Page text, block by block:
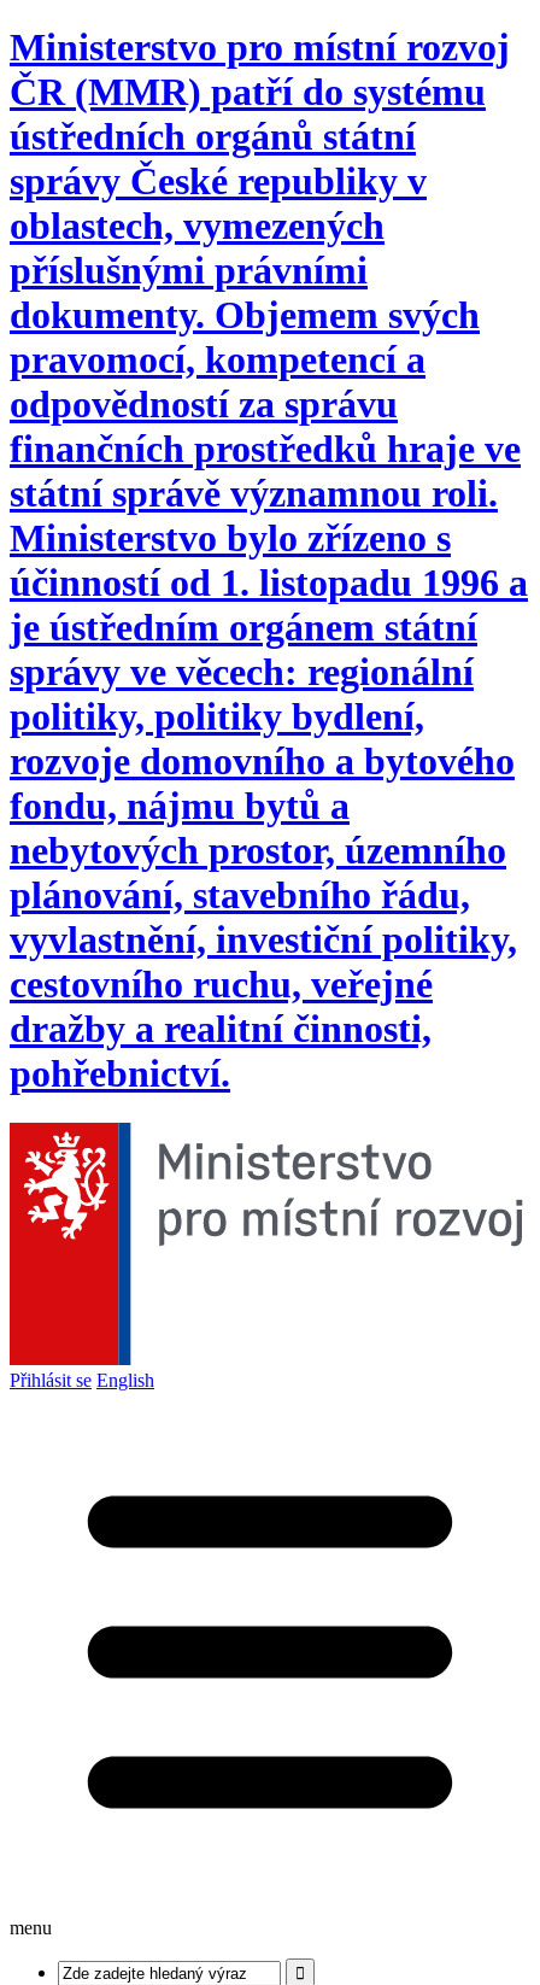
Ministerstvo pro místní rozvoj
ČR (MMR) patří do systému
ústředních orgánů státní
správy České republiky v
oblastech, vymezených
příslušnými právními
dokumenty. Objemem svých
pravomocí, kompetencí a
odpovědností za správu
finančních prostředků hraje ve
státní správě významnou roli.
Ministerstvo bylo zřízeno s
účinností od 1. listopadu 1996 a
je ústředním orgánem státní
správy ve věcech: regionální
politiky, politiky bydlení,
rozvoje domovního a bytového
fondu, nájmu bytů a
nebytových prostor, územního
plánování, stavebního řádu,
vyvlastnění, investiční politiky,
cestovního ruchu, veřejné
dražby a realitní činnosti,
pohřebnictví.
Přihlásit se English
menu